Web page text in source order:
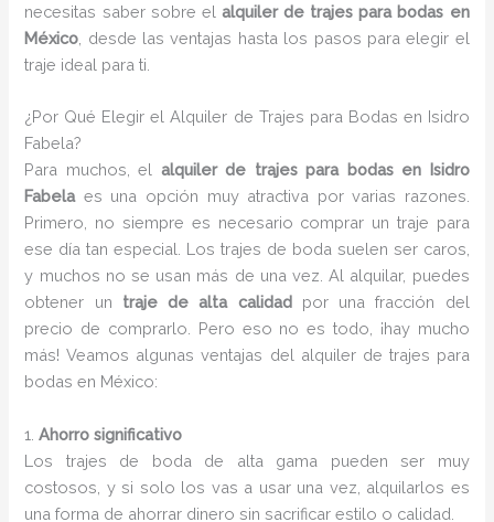
necesitas saber sobre el alquiler de trajes para bodas en
México , desde las ventajas hasta los pasos para elegir el
traje ideal para ti.
¿Por Qué Elegir el Alquiler de Trajes para Bodas en Isidro
Fabela?
Para muchos, el alquiler de trajes para bodas en Isidro
Fabelaes una opción muy atractiva por varias razones.
Primero, no siempre es necesario comprar un traje para
ese día tan especial. Los trajes de boda suelen ser caros,
y muchos no se usan más de una vez. Al alquilar, puedes
obtener un traje de alta calidadpor una fracción del
precio de comprarlo. Pero eso no es todo, ¡hay mucho
más! Veamos algunas ventajas del alquiler de trajes para
bodas en México:
1.Ahorro significativo
Los trajes de boda de alta gama pueden ser muy
costosos, y si solo los vas a usar una vez, alquilarlos es
una forma de ahorrar dinero sin sacrificar estilo o calidad.